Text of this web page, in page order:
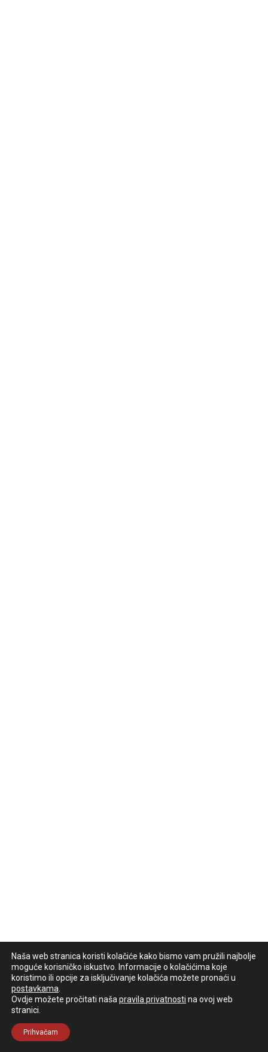
Naša web stranica koristi kolačiće kako bismo vam pružili najbolje
moguće korisničko iskustvo. Informacije o kolačićima koje
koristimo ili opcije za isključivanje kolačića možete pronaći u
postavkama
Ovdje možete pročitati naša pravila privatnosti na ovoj web
stranici.
Prihvaćam